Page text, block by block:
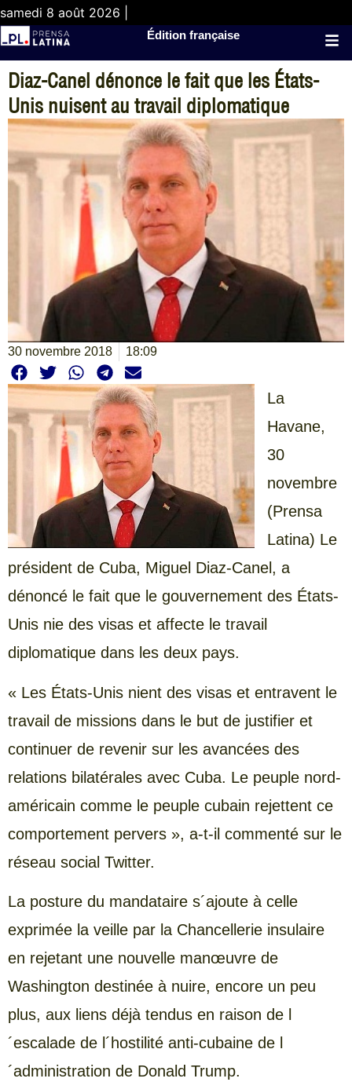
samedi 8 août 2026 |
Édition française
Diaz-Canel dénonce le fait que les États-
Unis nuisent au travail diplomatique
30 novembre 2018 18:09
La
Havane,
30
novembre
(Prensa
Latina) Le
président de Cuba, Miguel Diaz-Canel, a
dénoncé le fait que le gouvernement des États-
Unis nie des visas et affecte le travail
diplomatique dans les deux pays.
« Les États-Unis nient des visas et entravent le
travail de missions dans le but de justifier et
continuer de revenir sur les avancées des
relations bilatérales avec Cuba. Le peuple nord-
américain comme le peuple cubain rejettent ce
comportement pervers », a-t-il commenté sur le
réseau social Twitter.
La posture du mandataire s´ajoute à celle
exprimée la veille par la Chancellerie insulaire
en rejetant une nouvelle manœuvre de
Washington destinée à nuire, encore un peu
plus, aux liens déjà tendus en raison de l
´escalade de l´hostilité anti-cubaine de l
´administration de Donald Trump.